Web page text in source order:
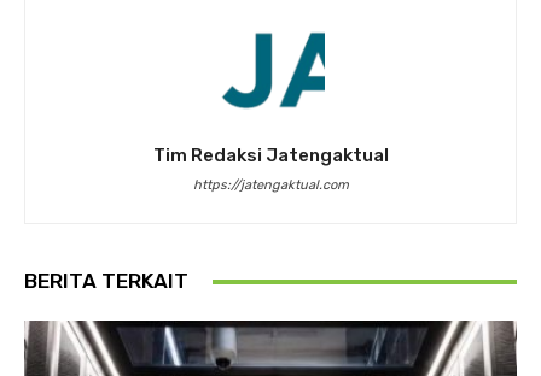
Tim Redaksi Jatengaktual
https://jatengaktual.com
BERITA TERKAIT